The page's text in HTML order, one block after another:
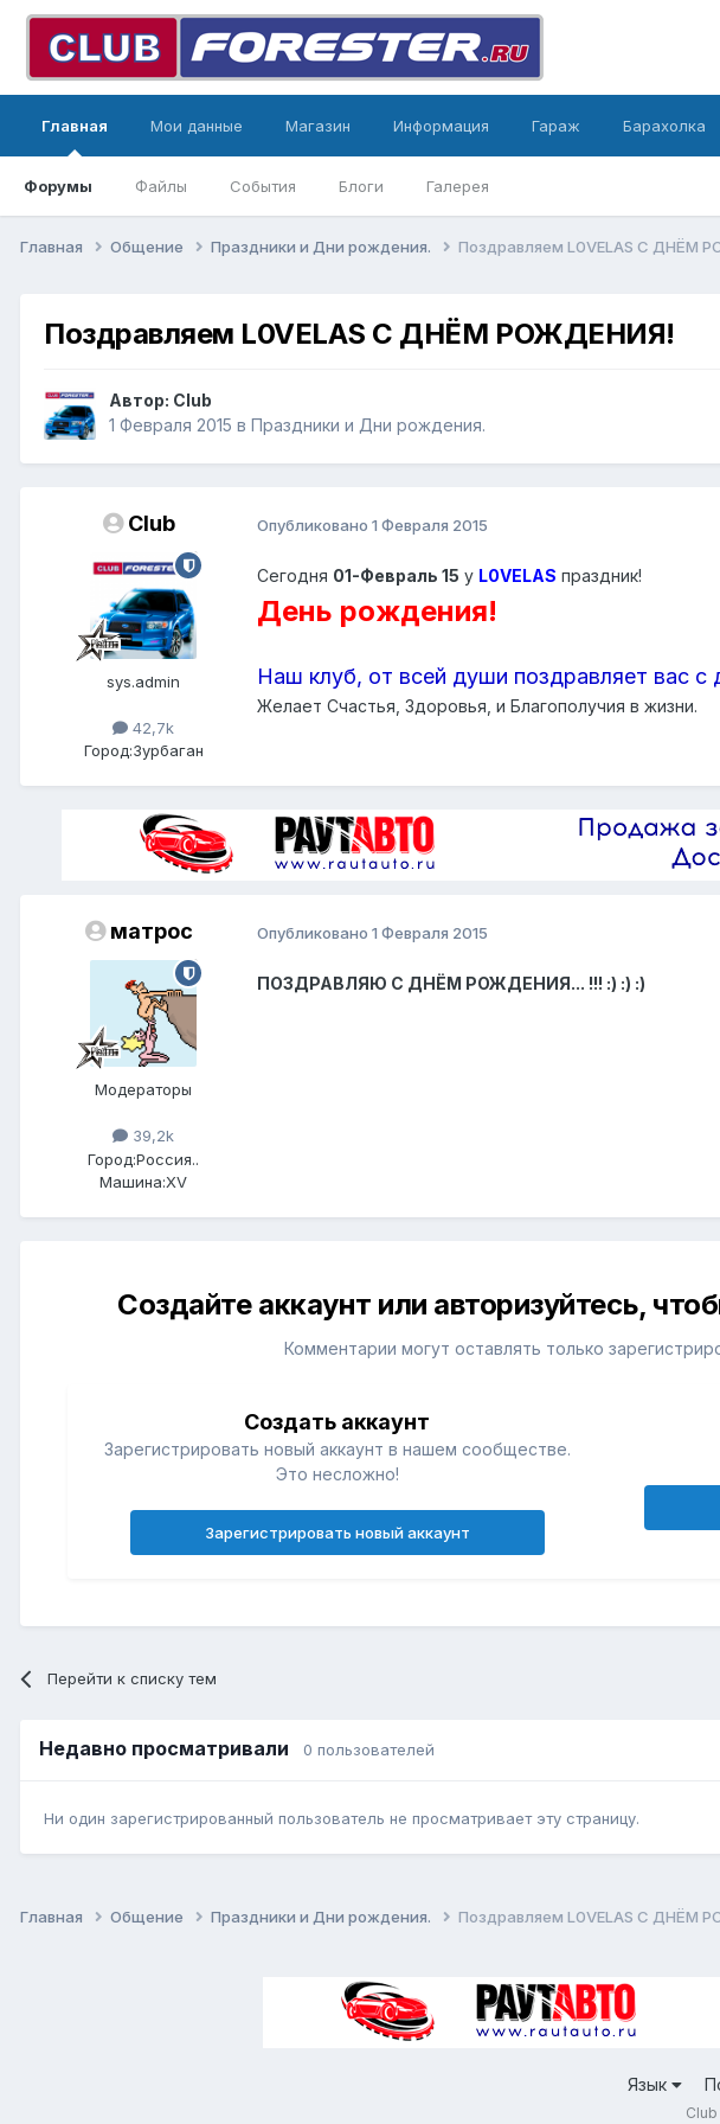
Главная
Форумы Файлы События Блоги Галерея
Мои данные Магазин Информация Гараж Барахолка
Главная Общение Праздники и Дни рождения. Поздравляем L0VELAS С ДНЁМ
Поздравляем L0VELAS С ДНЁМ РОЖДЕНИЯ!
Автор: Club
1 Февраля 2015 в Праздники и Дни рождения.
Club
sys.admin
42,7k
Город:Зурбаган
Опубликовано 1 Февраля 2015
Сегодня 01-Февраль 15 у L0VELAS праздник!
День рождения!
Наш клуб, от всей души поздравляет вас с
Желает Счастья, Здоровья, и Благополучия в жизни.
матрос
Модераторы
39,2k
Город:Россия..
Машина:XV
Опубликовано 1 Февраля 2015
​ПОЗДРАВЛЯЮ С ДНЁМ РОЖДЕНИЯ... !!! :) :) :)
Создайте аккаунт или авторизуйтесь,
Комментарии могут оставлять только
Создать аккаунт
Зарегистрировать новый аккаунт в нашем сообществе.
Это несложно!
Зарегистрировать новый аккаунт
Перейти к списку тем
Недавно просматривали 0 пользователей
Ни один зарегистрированный пользователь не просматривает эту страницу.
Главная Общение Праздники и Дни рождения. Поздравляем L0VELAS С ДНЁМ
Язык